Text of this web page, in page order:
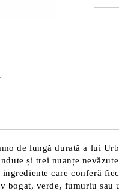
de lungă durată a lui
și trei nuanțe
care conferă
bogat, verde, fumuriu